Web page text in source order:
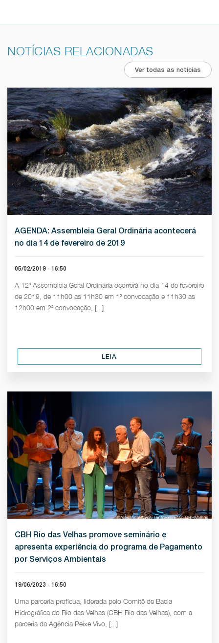
NOTÍCIAS RELACIONADAS
Ver todas as notícias
AGENDA: Assembleia Geral Ordinária acontecerá
no dia 14 de fevereiro de 2019
05/02/2019 - 16:50
A 12ª Assembleia Geral Ordinária ocorrerá no dia 14 de fevereiro
de 2019, de 11h00 as 11h30 em 1ª convocação e 11h30 as
12h00 em 2ª convocação, [...]
LEIA
CBH Rio das Velhas promove seminário e
apresenta experiência do programa de Pagamento
por Serviços Ambientais
19/06/2023 - 16:50
Uma parceria profícua, liderada pelo Comitê de Bacia
Hidrográfica do Rio das Velhas (CBH Rio das Velhas), com a
parceria da Agência Peixe Vivo, [...]